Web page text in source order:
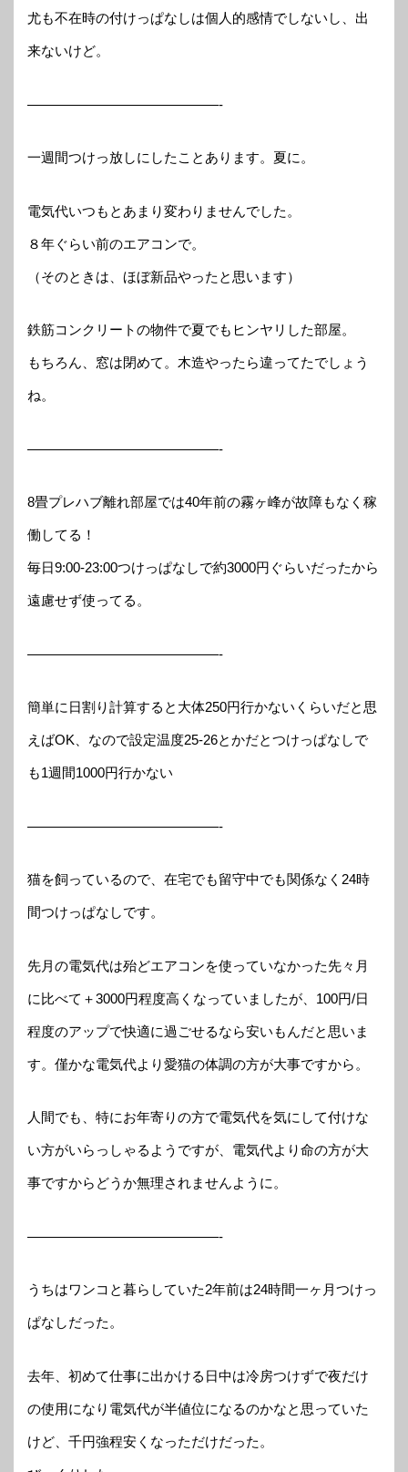
尤も不在時の付けっぱなしは個人的感情でしないし、出
来ないけど。
——————————————-
一週間つけっ放しにしたことあります。夏に。
電気代いつもとあまり変わりませんでした。
８年ぐらい前のエアコンで。
（そのときは、ほぼ新品やったと思います）
鉄筋コンクリートの物件で夏でもヒンヤリした部屋。
もちろん、窓は閉めて。木造やったら違ってたでしょう
ね。
——————————————-
8畳プレハブ離れ部屋では40年前の霧ヶ峰が故障もなく稼
働してる！
毎日9:00-23:00つけっぱなしで約3000円ぐらいだったから
遠慮せず使ってる。
——————————————-
簡単に日割り計算すると大体250円行かないくらいだと思
えばOK、なので設定温度25-26とかだとつけっぱなしで
も1週間1000円行かない
——————————————-
猫を飼っているので、在宅でも留守中でも関係なく24時
間つけっぱなしです。
先月の電気代は殆どエアコンを使っていなかった先々月
に比べて＋3000円程度高くなっていましたが、100円/日
程度のアップで快適に過ごせるなら安いもんだと思いま
す。僅かな電気代より愛猫の体調の方が大事ですから。
人間でも、特にお年寄りの方で電気代を気にして付けな
い方がいらっしゃるようですが、電気代より命の方が大
事ですからどうか無理されませんように。
——————————————-
うちはワンコと暮らしていた2年前は24時間一ヶ月つけっ
ぱなしだった。
去年、初めて仕事に出かける日中は冷房つけずで夜だけ
の使用になり電気代が半値位になるのかなと思っていた
けど、千円強程安くなっただけだった。